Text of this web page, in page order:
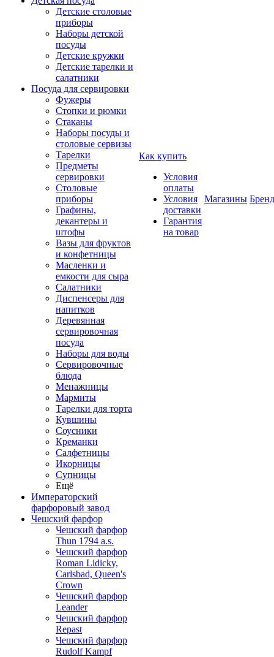
Детские столовые
приборы
Наборы детской
посуды
Детские кружки
Детские тарелки и
салатники
Посуда для сервировки
Фужеры
Стопки и рюмки
Стаканы
Наборы посуды и
столовые сервизы
Тарелки
Предметы
сервировки
Столовые
приборы
Графины,
декантеры и
штофы
Вазы для фруктов
и конфетницы
Масленки и
емкости для сыра
Салатники
Диспенсеры для
напитков
Деревянная
сервировочная
посуда
Наборы для воды
Сервировочные
блюда
Менажницы
Мармиты
Тарелки для торта
Кувшины
Соусники
Креманки
Салфетницы
Икорницы
Супницы
Ещё
Императорский
фарфоровый завод
Чешский фарфор
Чешский фарфор
Thun 1794 a.s.
Чешский фарфор
Roman Lidicky,
Carlsbad, Queen's
Crown
Чешский фарфор
Leander
Чешский фарфор
Repast
Чешский фарфор
Rudolf Kampf
Как купить
Условия
оплаты
Условия
доставки
Гарантия
на товар
Магазины